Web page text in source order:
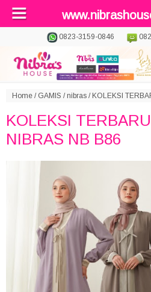
0823-3159-0846
Home / GAMIS /nibras / KOLEKSI
KOLEKSI
NIBRAS NB B86